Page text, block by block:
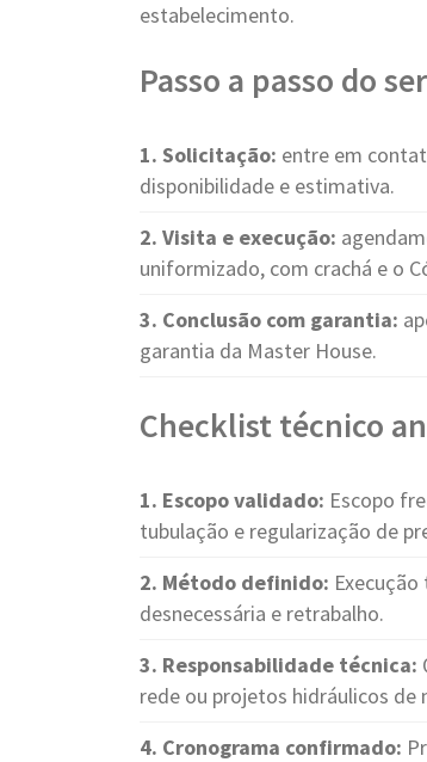
estabelecimento.
Passo a passo do
1. Solicitação: entre em
disponibilidade e estimativa.
2. Visita e execução:
uniformizado, com crachá e o
3. Conclusão com garantia:
garantia da Master House.
Checklist técnico
1. Escopo validado: Escopo
tubulação e regularização de
2. Método definido:
desnecessária e retrabalho.
3. Responsabilidade técnica:
rede ou projetos hidráulicos de
4. Cronograma confirmado: